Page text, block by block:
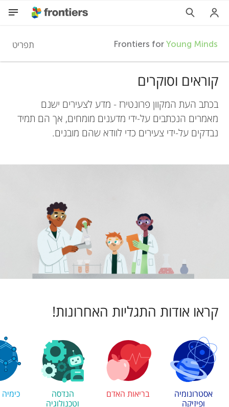
F
r
o
n
t
s
f
o
Y
Frontiers forYoung Minds תפריט
מאמרים
השתתפות
תחומים
קוראים וסוקרים
בכתב העת המקוון פרונטירז - מדע לצעירים ישנם
מאמרים הנכתבים על-ידי מדענים מומחים, אך הם תמיד
נבדקים על-ידי צעירים כדי לוודא שהם מובנים.
קראו אודות התגליות האחרונות!
אסטרונומיה
ופיזיקה
בריאות האדם
הנדסה
וטכנולוגיה